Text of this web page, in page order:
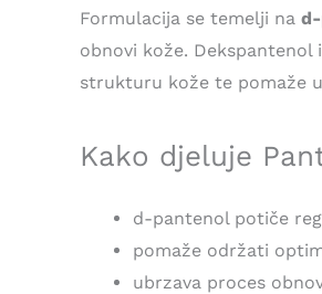
Formulacija se temelji na
obnovi kože.
strukturu kože te pomaže
Kako djeluje
d-pantenol potiče
pomaže održati
ubrzava proces